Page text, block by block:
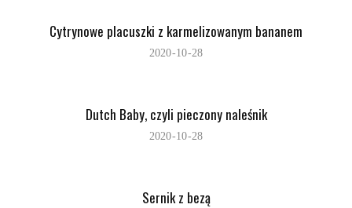
Cytrynowe placuszki z karmelizowanym bananem
2020-10-28
Dutch Baby, czyli pieczony naleśnik
2020-10-28
Sernik z bezą